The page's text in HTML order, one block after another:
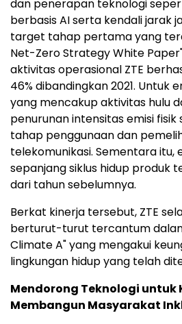
dan penerapan teknologi
berbasis AI serta kendali jarak
target tahap pertama yang
Net-Zero Strategy White
aktivitas operasional ZTE
46% dibandingkan 2021. Untuk
yang mencakup aktivitas hulu
penurunan intensitas emisi fisik
tahap penggunaan dan
telekomunikasi. Sementara itu,
sepanjang siklus hidup produk
dari tahun sebelumnya.
Berkat kinerja tersebut, ZTE
berturut-turut tercantum
Climate A" yang mengakui
lingkungan hidup yang telah
Mendorong Teknologi untuk
Membangun Masyarakat